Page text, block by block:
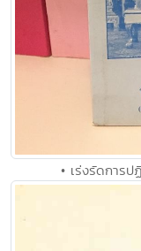
• เร่งรัดการ